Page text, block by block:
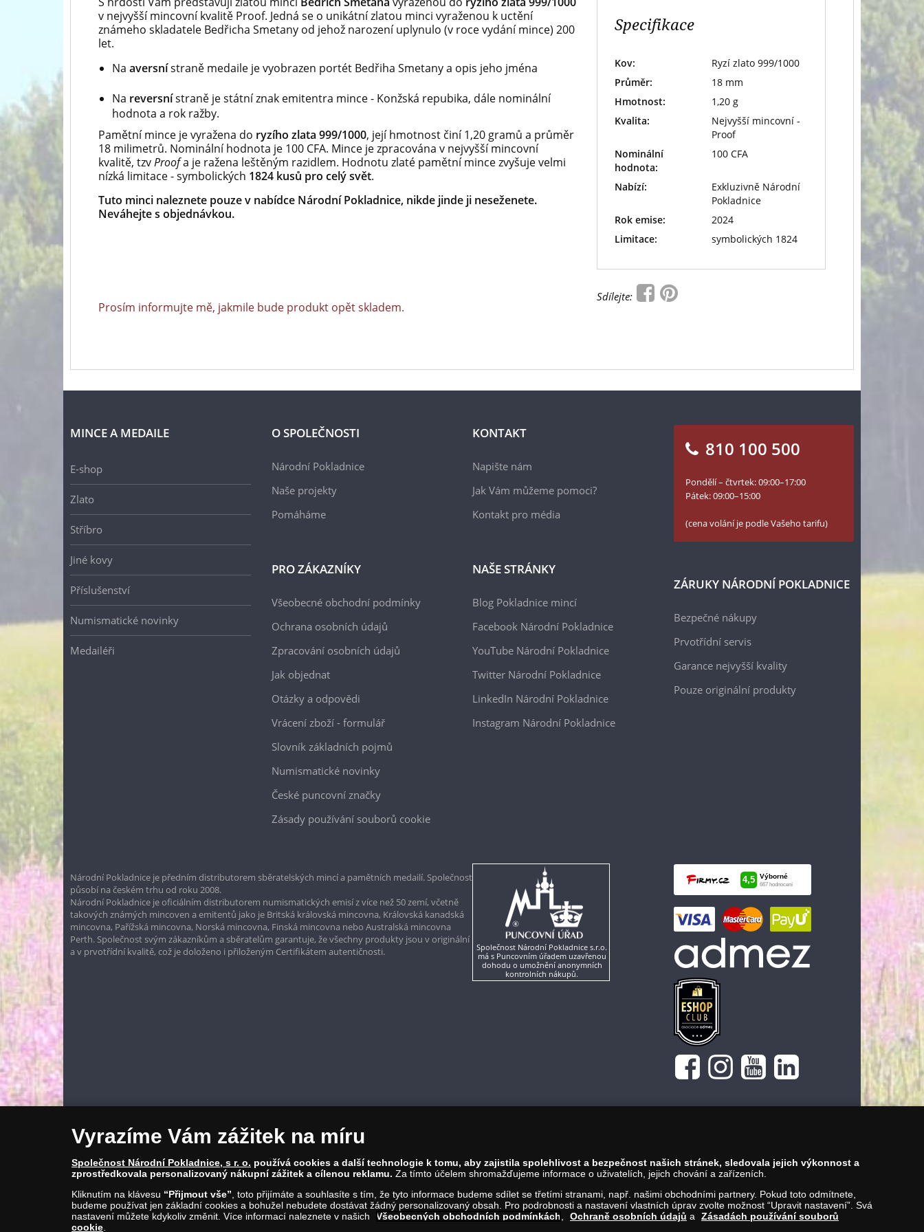
v nejvyšší mincovní kvalitě Proof. Jedná se o unikátní zlatou minci vyraženou k uctění
známeho skladatele Bedřicha Smetany od jehož narození uplynulo (v roce vydání mince) 200
let.
Na aversnístraně medaile je vyobrazen portét Bedřiha Smetany a opis jeho jména
Na reversnístraně je státní znak emitentra mince - Konžská repubika, dále nominální
hodnota a rok ražby.
Pamětní mince je vyražena do ryzího zlata 999/1000, její hmotnost činí 1,20 gramů a průměr
18 milimetrů. Nominální hodnota je 100 CFA. Mince je zpracována v nejvyšší mincovní
kvalitě, tzvProofa je ražena leštěným razidlem. Hodnotu zlaté pamětní mince zvyšuje velmi
nízká limitace - symbolických 1824 kusů pro celý svět.
Tuto minci naleznete pouze v nabídce Národní Pokladnice, nikde jinde ji neseženete.
Neváhejte s objednávkou.
Prosím informujte mě, jakmile bude produkt opět skladem.
Specifikace
Kov:
Ryzí zlato 999/1000
Průměr:
18 mm
Hmotnost:
1,20 g
Kvalita:
Nejvyšší mincovní -
Proof
Nominální
hodnota:
100 CFA
Nabízí:
Exkluzivně Národní
Pokladnice
Rok emise:
2024
Limitace:
symbolických 1824
Sdílejte:
MINCE A MEDAILE
E-shop
Zlato
Stříbro
Jiné kovy
Příslušenství
Numismatické novinky
Medailéři
O SPOLEČNOSTI
Národní Pokladnice
Naše projekty
Pomáháme
PRO ZÁKAZNÍKY
Všeobecné obchodní podmínky
Ochrana osobních údajů
Zpracování osobních údajů
Jak objednat
Otázky a odpovědi
Vrácení zboží - formulář
Slovník základních pojmů
Numismatické novinky
České puncovní značky
Zásady používání souborů cookie
KONTAKT
Napište nám
Jak Vám můžeme pomoci?
Kontakt pro média
NAŠE STRÁNKY
Blog Pokladnice mincí
Facebook Národní Pokladnice
YouTube Národní Pokladnice
Twitter Národní Pokladnice
LinkedIn Národní Pokladnice
Instagram Národní Pokladnice
810 100 500
Pondělí – čtvrtek: 09:00–17:00
Pátek: 09:00–15:00
(cena volání je podle Vašeho tarifu)
ZÁRUKY NÁRODNÍ POKLADNICE
Bezpečné nákupy
Prvotřídní servis
Garance nejvyšší kvality
Pouze originální produkty
Národní Pokladnice je předním distributorem sběratelských mincí a pamětních medailí. Společnost
působí na českém trhu od roku 2008.
Národní Pokladnice je oficiálním distributorem numismatických emisí z více než 50 zemí, včetně
takových známých mincoven a emitentů jako je Britská královská mincovna, Královská kanadská
mincovna, Pařížská mincovna, Norská mincovna, Finská mincovna nebo Australská mincovna
Perth. Společnost svým zákazníkům a sběratelům garantuje, že všechny produkty jsou v originální
a v prvotřídní kvalitě, což je doloženo i přiloženým Certifikátem autentičnosti.
Společnost Národní Pokladnice s.r.o.
má s Puncovním úřadem uzavřenou
dohodu o umožnění anonymních
kontrolních nákupů.
© Copyright 2026 - Národní Pokladnice, s. r. o.; Karolinská 661/4, 186 00 Praha 8; Tel.: 810 100 500
Vyrazíme Vám zážitek na míru
Společnost Národní Pokladnice, s r. o. používá cookies a další technologie k tomu, aby zajistila spolehlivost a bezpečnost našich stránek, sledovala jejich výkonnost a
zprostředkovala personalizovaný nákupní zážitek a cílenou reklamu. Za tímto účelem shromažďujeme informace o uživatelích, jejich chování a zařízeních.
Kliknutím na klávesu “Přijmout vše” , toto přijímáte a souhlasíte s tím, že tyto informace budeme sdílet se třetími stranami, např. našimi obchodními partnery. Pokud toto odmítnete,
budeme používat jen základní cookies a bohužel nebudete dostávat žádný personalizovaný obsah. Pro podrobnosti a nastavení vlastních úprav zvolte možnost “Upravit nastavení”. Svá
nastavení můžete kdykoliv změnit. Více informací naleznete v našich
Všeobecných obchodních podmínkách Ochraně osobních údajů a
Zásadách používání souborů
cookie